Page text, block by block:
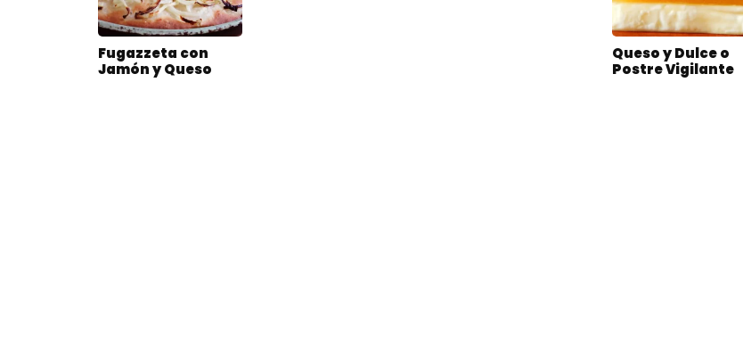
Fugazzeta con
Jamón y Queso
Queso y Dulce o
Postre Vigilante